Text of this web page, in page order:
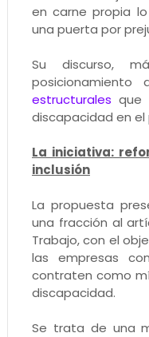
en carne propia
una puerta por
Su discurso,
estructurales que
discapacidad en el
La iniciativa:
inclusión
La propuesta
una fracción al
Trabajo, con el
las empresas
contraten como
discapacidad.
Se trata de una